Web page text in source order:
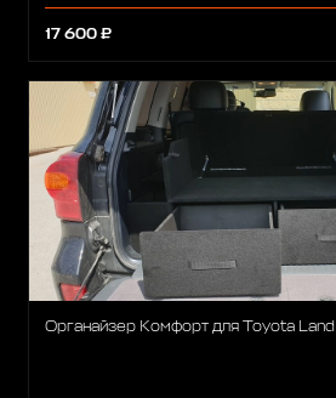
17 600 ₽
Органайзер Комфорт для Toyota